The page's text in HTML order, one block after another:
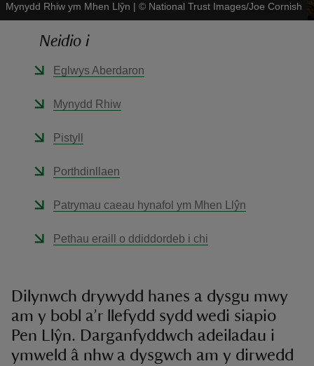
Mynydd Rhiw ym Mhen Llŷn | © National Trust Images/Joe Cornish
Neidio i
Eglwys Aberdaron
Mynydd Rhiw
Pistyll
Porthdinllaen
Patrymau caeau hynafol ym Mhen Llŷn
Pethau eraill o ddiddordeb i chi
Dilynwch drywydd hanes a dysgu mwy
am y bobl a’r llefydd sydd wedi siapio
Pen Llŷn. Darganfyddwch adeiladau i
ymweld â nhw a dysgwch am y dirwedd